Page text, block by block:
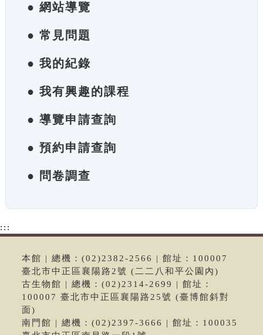
● 網站導覽
● 常見問題
● 我的紀錄
● 我有興趣的課程
● 導覽申請查詢
● 預約申請查詢
● 問卷調查
:::
本館 | 總機：(02)2382-2566 | 館址：100007
臺北市中正區襄陽路2號 (二二八和平公園內)
古生物館 | 總機：(02)2314-2699 | 館址：
100007 臺北市中正區襄陽路25號 (臺博館斜對
面)
南門館 | 總機：(02)2397-3666 | 館址：100035